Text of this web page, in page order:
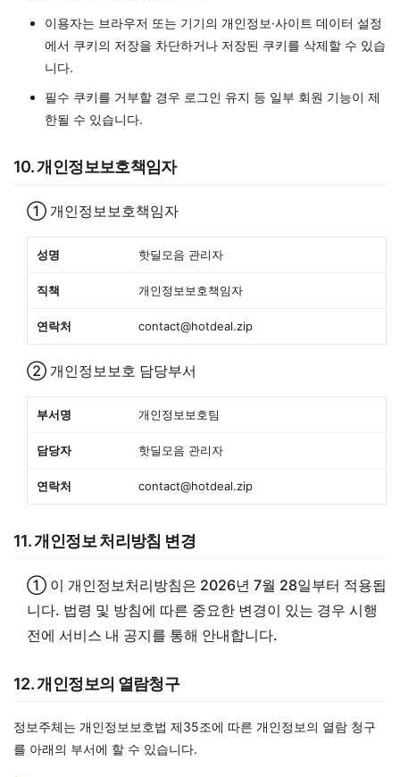
이용자는 브라우저 또는 기기의 개인정보·사이트 데이터 설정
에서 쿠키의 저장을 차단하거나 저장된 쿠키를 삭제할 수 있습
니다.
필수 쿠키를 거부할 경우 로그인 유지 등 일부 회원 기능이 제
한될 수 있습니다.
10. 개인정보보호책임자
① 개인정보보호책임자
성명 핫딜모음 관리자
직책 개인정보보호책임자
연락처 contact@hotdeal.zip
② 개인정보보호 담당부서
부서명 개인정보보호팀
담당자 핫딜모음 관리자
연락처 contact@hotdeal.zip
11. 개인정보 처리방침 변경
① 이 개인정보처리방침은 2026년 7월 28일부터 적용됩
니다. 법령 및 방침에 따른 중요한 변경이 있는 경우 시행
전에 서비스 내 공지를 통해 안내합니다.
12. 개인정보의 열람청구
정보주체는 개인정보보호법 제35조에 따른 개인정보의 열람 청구
를 아래의 부서에 할 수 있습니다.